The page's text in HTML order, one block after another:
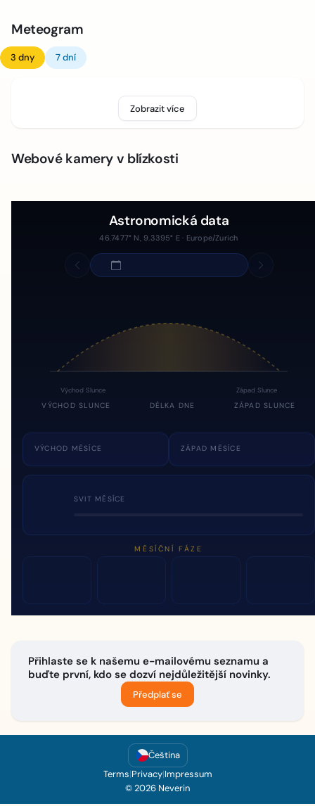
Meteogram
3 dny 7 dní
Zobrazit více
Webové kamery v blízkosti
Astronomická data
46.7477° N, 9.3395° E · Europe/Zurich
Východ Slunce Západ Slunce
VÝCHOD SLUNCE DÉLKA DNE ZÁPAD SLUNCE
VÝCHOD MĚSÍCE ZÁPAD MĚSÍCE
SVIT MĚSÍCE
MĚSÍČNÍ FÁZE
Přihlaste se k našemu e-mailovému seznamu a
buďte první, kdo se dozví nejdůležitější novinky.
Předplať se
Čeština
Terms|Privacy|Impressum
© 2026 Neverin